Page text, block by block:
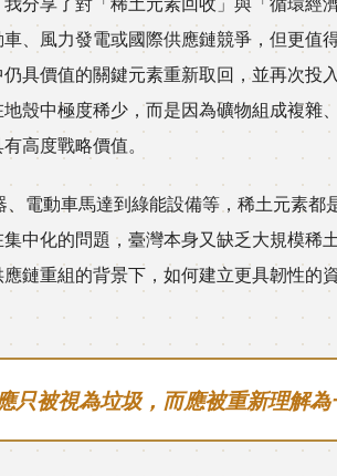
、風力發電或國際供應鏈競爭，但更值
具價值的關鍵元素重新取回，並再次投
殼中極度稀少，而是因為礦物組成複雜
高度戰略價值。
電動車馬達到綠能設備等，稀土元素都
中化的問題，臺灣本身又缺乏大規模稀
鏈重組的背景下，如何建立更具韌性的
只被視為垃圾，而應被重新理解為